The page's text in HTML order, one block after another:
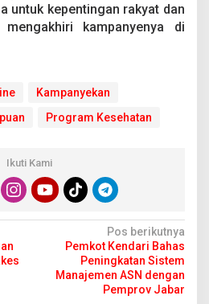
untuk kepentingan rakyat dan
kampanyenya di
Kampanyekan
Program Kesehatan
Ikuti Kami
Pos berikutnya
Pemkot Kendari Bahas
Peningkatan Sistem
Manajemen ASN dengan
Pemprov Jabar